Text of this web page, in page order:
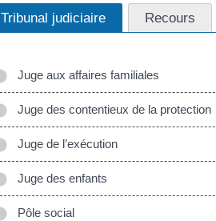
Tribunal judiciaire Recours
Juge aux affaires familiales
Juge des contentieux de la protection
Juge de l’exécution
Juge des enfants
Pôle social